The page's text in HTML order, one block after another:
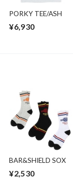
PORKY TEE/ASH
¥6,930
BAR&SHIELD SOX
¥2,530